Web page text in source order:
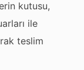
kutusu,
ile
teslim